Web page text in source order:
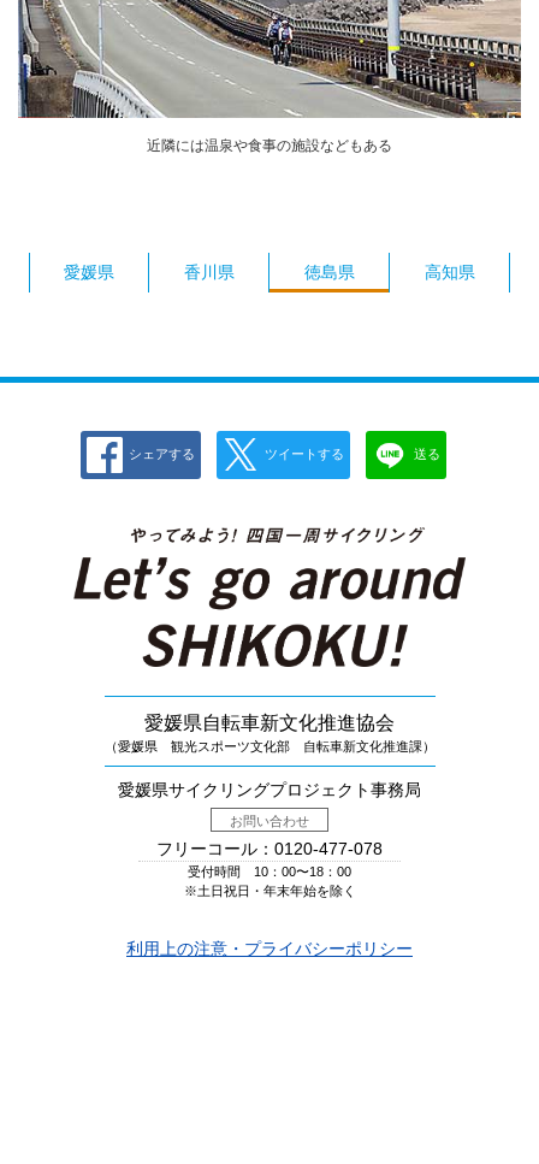
近隣には温泉や食事の施設などもある
愛媛県 香川県 徳島県 高知県
シェアする ツイートする 送る
愛媛県自転車新文化推進協会
（愛媛県 観光スポーツ文化部 自転車新文化推進課）
愛媛県サイクリングプロジェクト事務局
お問い合わせ
フリーコール：0120-477-078
受付時間 10：00〜18：00
※土日祝日・年末年始を除く
利用上の注意・プライバシーポリシー